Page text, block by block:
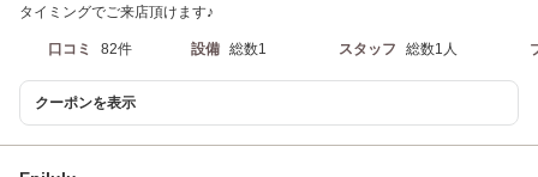
タイミングでご来店頂けます♪
口コミ 82件 設備 総数1 スタッフ 総数1人
クーポンを表示